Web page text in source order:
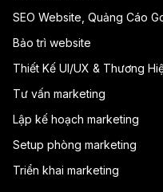
SEO Website, Quảng Cáo
Bảo trì website
Thiết Kế UI/UX & Thương
Tư vấn marketing
Lập kế hoạch marketing
Setup phòng marketing
Triển khai marketing